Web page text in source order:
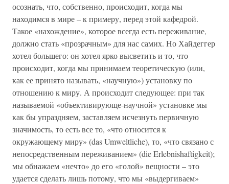
осознать, что, собственно, происходит, когда мы
находимся в мире – к примеру, перед этой кафедрой.
Такое «нахождение», которое всегда есть переживание,
должно стать «прозрачным» для нас самих. Но Хайдеггер
хотел большего: он хотел ярко высветить и то, что
происходит, когда мы принимаем теоретическую (или,
как ее принято называть, «научную») установку по
отношению к миру. А происходит следующее: при так
называемой «объективирующе-научной» установке мы
как бы упраздняем, заставляем исчезнуть первичную
значимость, то есть все то, «что относится к
окружающему миру» (das Umweltliche), то, «что связано с
непосредственным переживанием» (die Erlebnishaftigkeit);
мы обнажаем «нечто» до его «голой» вещности – это
удается сделать лишь потому, что мы «выдергиваем»